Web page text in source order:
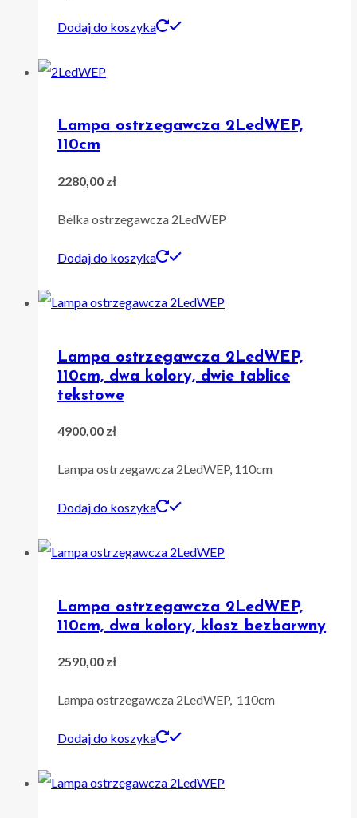
Dodaj do koszyka
Lampa ostrzegawcza 2LedWEP,
110cm
2280,00 zł
Belka ostrzegawcza 2LedWEP
Dodaj do koszyka
Lampa ostrzegawcza 2LedWEP,
110cm, dwa kolory, dwie tablice
tekstowe
4900,00 zł
Lampa ostrzegawcza 2LedWEP, 110cm
Dodaj do koszyka
Lampa ostrzegawcza 2LedWEP,
110cm, dwa kolory, klosz bezbarwny
2590,00 zł
Lampa ostrzegawcza 2LedWEP, 110cm
Dodaj do koszyka